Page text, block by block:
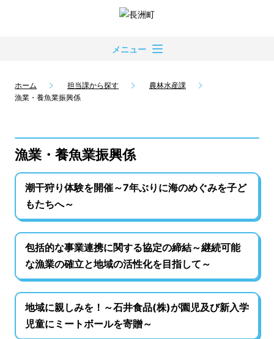
メニュー
ホーム 担当課から探す
農林水産課
漁業・養魚業振興係
漁業・養魚業振興係
潮干狩り体験を開催～7年ぶりに海のめぐみを子ど
もたちへ～
包括的な事業連携に関する協定の締結～継続可能
な漁業の確立と地域の活性化を目指して～
地域に親しみを！～石井食品(株)が園児及び新入学
児童にミートボールを寄贈～